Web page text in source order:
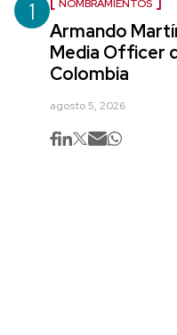
1 NOMBRAMIENTOS
Armando
Media Officer
Colombia
agosto 5, 2026